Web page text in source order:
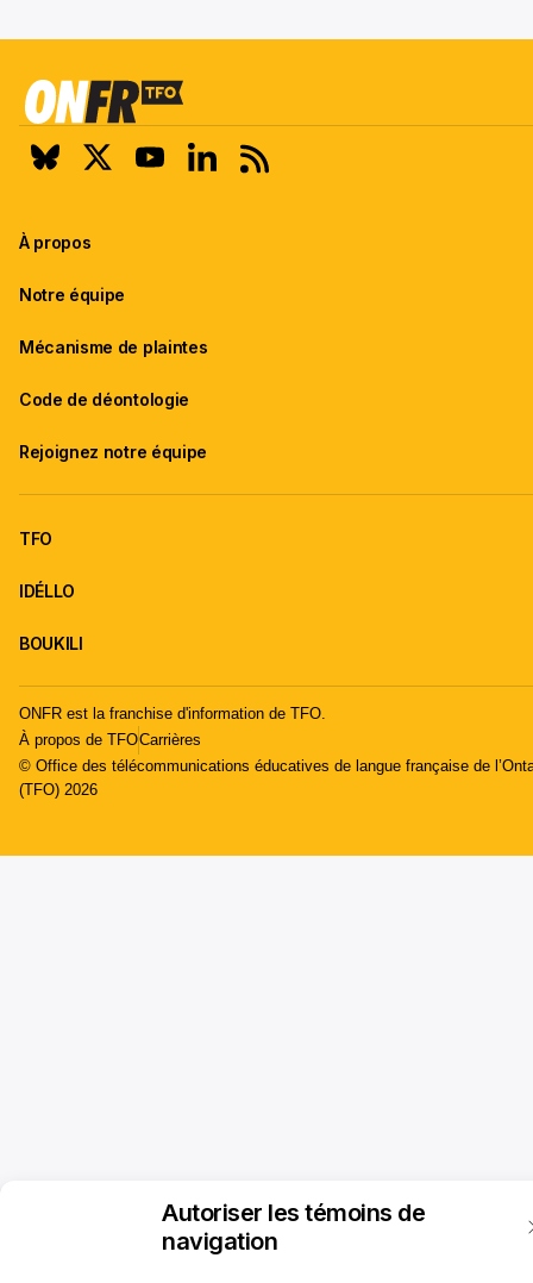
Autoriser les témoins de
navigation
À propos
Notre équipe
Mécanisme de plaintes
Code de déontologie
Rejoignez notre équipe
TFO
IDÉLLO
BOUKILI
ONFR est la franchise d'information de TFO.
À propos de TFOCarrières
© Office des télécommunications éducatives de langue française de
(TFO) 2026